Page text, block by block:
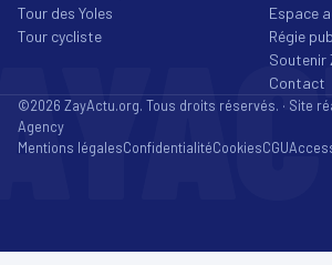
Tour des Yoles
Tour cycliste
Espace
Régie
Soutenir
Contact
©2026 ZayActu.org. Tous droits réservés. · Site
Agency
Mentions légalesConfidentialitéCookiesCGU